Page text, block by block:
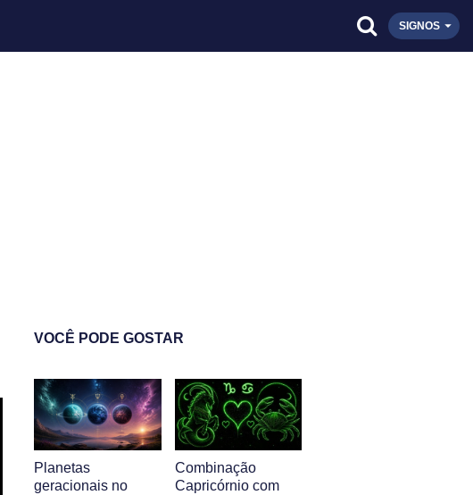
SIGNOS
VOCÊ PODE GOSTAR
Planetas
geracionais no
Combinação
Capricórnio com